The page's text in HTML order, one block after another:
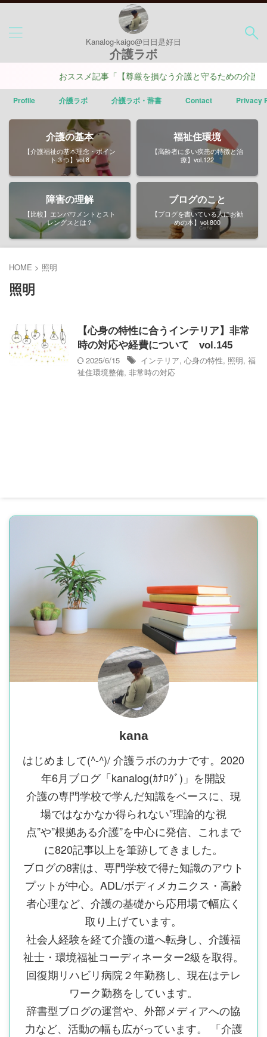
Kanalog-kaigo@日日是好日
介護ラボ
おススメ記事「【尊厳を損なう介護と守るための介護】ポ
Profile 介護ラボ 介護ラボ・辞書 Contact Privacy
介護の基本
【介護福祉の基本理念・ポイン
ト３つ】vol.8
福祉住環境
【高齢者に多い疾患の特徴と治
療】vol.122
障害の理解
【比較】エンパワメントとスト
レングスとは？
ブログのこと
【ブログを書いている人にお勧
めの本】vol.800
HOME > 照明
照明
【心身の特性に合うインテリア】非常
時の対応や経費について vol.145
2025/6/15
インテリア, 心身の特性, 照明, 福
祉住環境整備, 非常時の対応
kana
はじめまして(^-^)/ 介護ラボのカナです。2020
年6月ブログ「kanalog(ｶﾅﾛｸﾞ)」を開設
介護の専門学校で学んだ知識をベースに、現
場ではなかなか得られない”理論的な視
点”や”根拠ある介護”を中心に発信、これまで
に820記事以上を筆跡してきました。
ブログの8割は、専門学校で得た知識のアウト
プットが中心。ADL/ボディメカニクス・高齢
者心理など、介護の基礎から応用場で幅広く
取り上げています。
社会人経験を経て介護の道へ転身し、介護福
祉士・環境福祉コーディネーター2級を取得。
回復期リハビリ病院２年勤務し、現在はテレ
ワーク勤務をしています。
辞書型ブログの運営や、外部メディアへの協
力など、活動の幅も広がっています。 「介護